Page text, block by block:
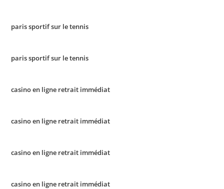
paris sportif sur le tennis
paris sportif sur le tennis
casino en ligne retrait immédiat
casino en ligne retrait immédiat
casino en ligne retrait immédiat
casino en ligne retrait immédiat